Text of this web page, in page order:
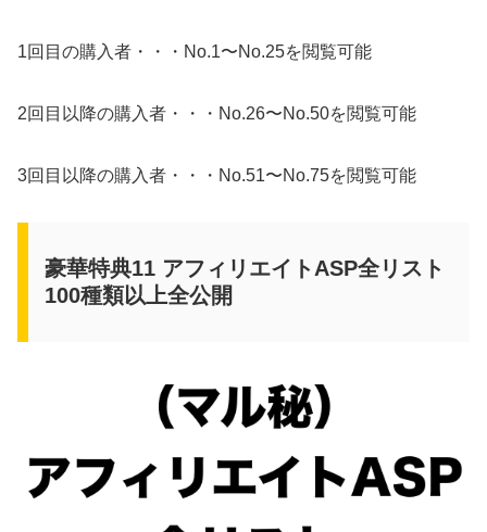
1回目の購入者・・・No.1〜No.25を閲覧可能
2回目以降の購入者・・・No.26〜No.50を閲覧可能
3回目以降の購入者・・・No.51〜No.75を閲覧可能
豪華特典11 アフィリエイトASP全リスト
100種類以上全公開